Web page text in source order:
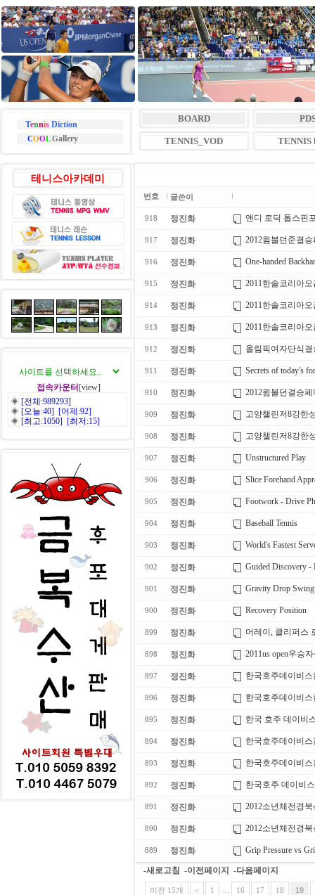
TennisDiction
COOLGallery
BOARD
TENNIS_VOD TENNIS
테니스아카데미
접속카운터 [view]
◈ [전체:989293]
◈ [오늘:40] [어제:92]
◈ [최고:1050] [최저:15]
번호 글쓴이
918 정진화 앤디 로딕 톱스핀
917 정진화 2012윔블던준결
916 정진화 One-handed
915 정진화 2011한솔코리아
914 정진화 2011한솔코리아
913 정진화 2011한솔코리아
912 정진화 올림픽여자단식
911 정진화 Secrets of today's
910 정진화 2012윔블던결승
909 정진화 고양챌린저8강한
908 정진화 고양챌린저8강한
907 정진화 Unstructured Play
906 정진화 Slice Forehand
905 정진화 Footwork - Drive
904 정진화 Baseball Tennis
903 정진화 World's Fastest
902 정진화 Guided Discovery -
901 정진화 Gravity Drop
900 정진화 Recovery Position
899 정진화 머레이, 클리퍼스
898 정진화 2011us open우승
897 정진화 한국호주데이비
896 정진화 한국호주데이비
895 정진화 한국 호주 데이비
894 정진화 한국호주데이비
893 정진화 한국호주데이비
892 정진화 한국호주 데이비
891 정진화 2012소년체전경
890 정진화 2012소년체전경
889 정진화 Grip Pressure vs
-새로고침 -이전페이지 -다음페이지
이전 15개 < 1 16 17 18 19